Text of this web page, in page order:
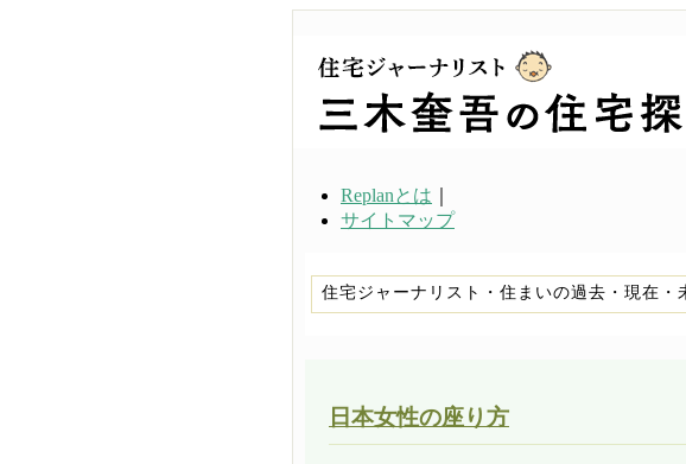
Replanとは
サイトマップ
住宅ジャーナリスト・住まいの過去・現在・
日本女性の座り方